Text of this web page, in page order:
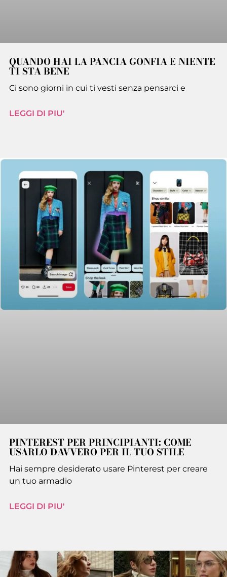
QUANDO HAI LA PANCIA GONFIA E NIENTE
TI STA BENE
Ci sono giorni in cui ti vesti senza pensarci e
LEGGI DI PIU'
PINTEREST PER PRINCIPIANTI: COME
USARLO DAVVERO PER IL TUO STILE
Hai sempre desiderato usare Pinterest per creare
un tuo armadio
LEGGI DI PIU'